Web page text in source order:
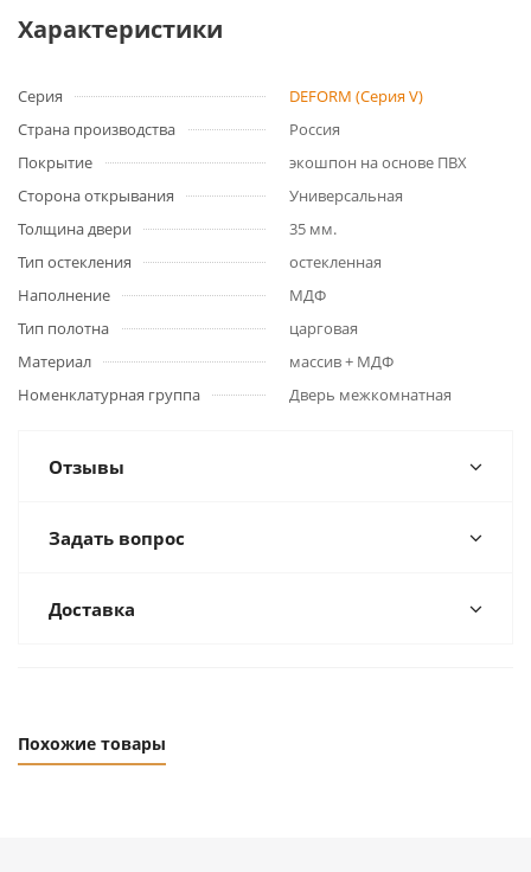
Характеристики
Серия
DEFORM (Серия V)
Страна производства
Россия
Покрытие
экошпон на основе ПВХ
Сторона открывания
Универсальная
Толщина двери
35 мм.
Тип остекления
остекленная
Наполнение
МДФ
Тип полотна
царговая
Материал
массив + МДФ
Номенклатурная группа
Дверь межкомнатная
Отзывы
Задать вопрос
Доставка
Похожие товары